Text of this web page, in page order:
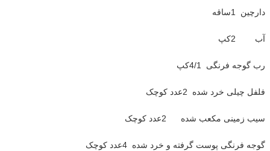
دارچین 1ساقه
آب 2کپ
رب گوجه فرنگی 4/1کپ
فلفل چیلی خرد شده 2عدد کوچک
سیب زمینی مکعب شده 2عدد کوچک
گوجه فرنگی پوست گرفته و خرد شده 4عدد کوچک